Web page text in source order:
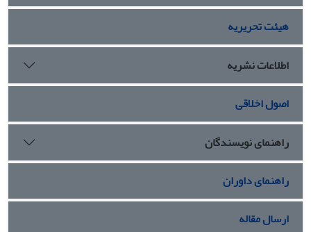
هیئت تحریریه
اطلاعات نشریه
اصول اخلاقی
راهنمای نویسندگان
راهنمای داوران
ارسال مقاله